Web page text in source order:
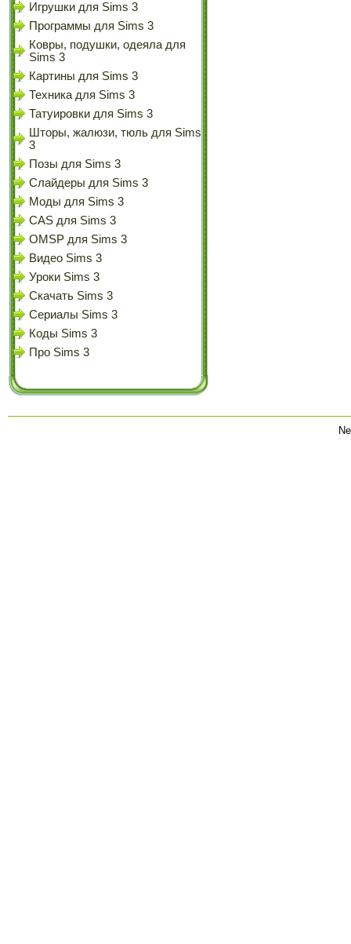
Игрушки для Sims 3
Программы для Sims 3
Ковры, подушки, одеяла для
Sims 3
Картины для Sims 3
Техника для Sims 3
Татуировки для Sims 3
Шторы, жалюзи, тюль для Sims
3
Позы для Sims 3
Слайдеры для Sims 3
Моды для Sims 3
CAS для Sims 3
OMSP для Sims 3
Видео Sims 3
Уроки Sims 3
Скачать Sims 3
Сериалы Sims 3
Коды Sims 3
Про Sims 3